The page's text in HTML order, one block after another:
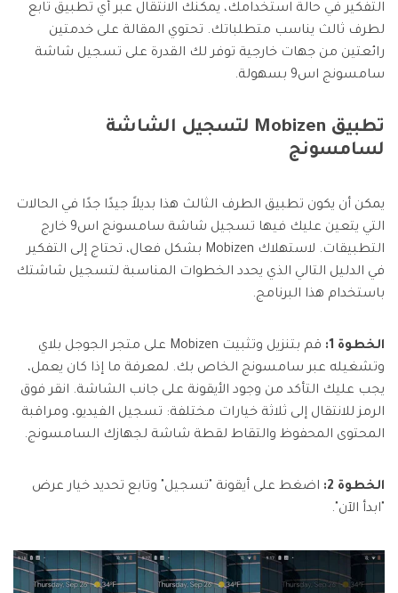
التفكير في حالة استخدامك، يمكنك الانتقال عبر أي تطبيق تابع
لطرف ثالث يناسب متطلباتك. تحتوي المقالة على خدمتين
رائعتين من جهات خارجية توفر لك القدرة على تسجيل شاشة
سامسونج اس9 بسهولة.
تطبيق Mobizen لتسجيل الشاشة
لسامسونج
يمكن أن يكون تطبيق الطرف الثالث هذا بديلاً جيدًا جدًا في الحالات
التي يتعين عليك فيها تسجيل شاشة سامسونج اس9 خارج
التطبيقات. لاستهلاك Mobizen بشكل فعال، تحتاج إلى التفكير
في الدليل التالي الذي يحدد الخطوات المناسبة لتسجيل شاشتك
باستخدام هذا البرنامج.
الخطوة 1:
قم بتنزيل وتثبيت Mobizen على متجر الجوجل بلاي
وتشغيله عبر سامسونج الخاص بك. لمعرفة ما إذا كان يعمل،
يجب عليك التأكد من وجود الأيقونة على جانب الشاشة. انقر فوق
الرمز للانتقال إلى ثلاثة خيارات مختلفة: تسجيل الفيديو، ومراقبة
المحتوى المحفوظ والتقاط لقطة شاشة لجهازك السامسونج.
الخطوة 2:
اضغط على أيقونة "تسجيل" وتابع تحديد خيار عرض
"ابدأ الآن".